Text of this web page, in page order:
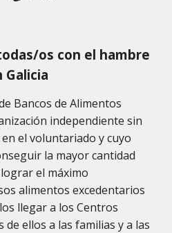
os con el hambre
Galicia
Bancos de Alimentos
independiente sin
el voluntariado y cuyo
la mayor cantidad
el máximo
alimentos excedentarios
llegar a los Centros
de ellos a las familias y a las